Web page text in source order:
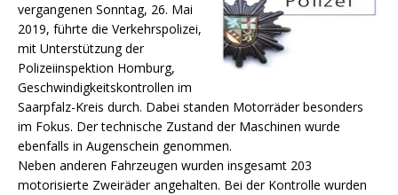
vergangenen Sonntag, 26. Mai
2019, führte die Verkehrspolizei,
mit Unterstützung der
Polizeiinspektion Homburg,
Geschwindigkeitskontrollen im
Saarpfalz-Kreis durch. Dabei standen Motorräder besonders
im Fokus. Der technische Zustand der Maschinen wurde
ebenfalls in Augenschein genommen.
Neben anderen Fahrzeugen wurden insgesamt 203
motorisierte Zweiräder angehalten. Bei der Kontrolle wurden